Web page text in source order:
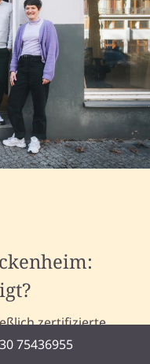
zertifizierte
in
75436955